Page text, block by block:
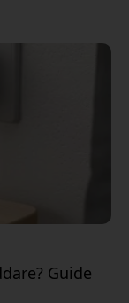
hur snabbt du
du behöver en
Guide